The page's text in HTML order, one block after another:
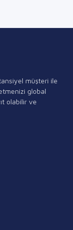
müşteri ile
global
olabilir ve